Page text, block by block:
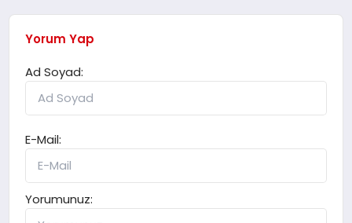
Yorum Yap
Ad Soyad:
E-Mail:
Yorumunuz: